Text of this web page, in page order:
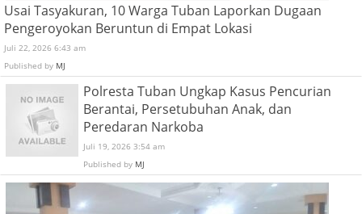
Usai Tasyakuran, 10 Warga Tuban Laporkan Dugaan
Pengeroyokan Beruntun di Empat Lokasi
Juli 22, 2026 6:43 am
Published by MJ
Polresta Tuban Ungkap Kasus Pencurian
Berantai, Persetubuhan Anak, dan
Peredaran Narkoba
Juli 19, 2026 3:54 am
Published by MJ